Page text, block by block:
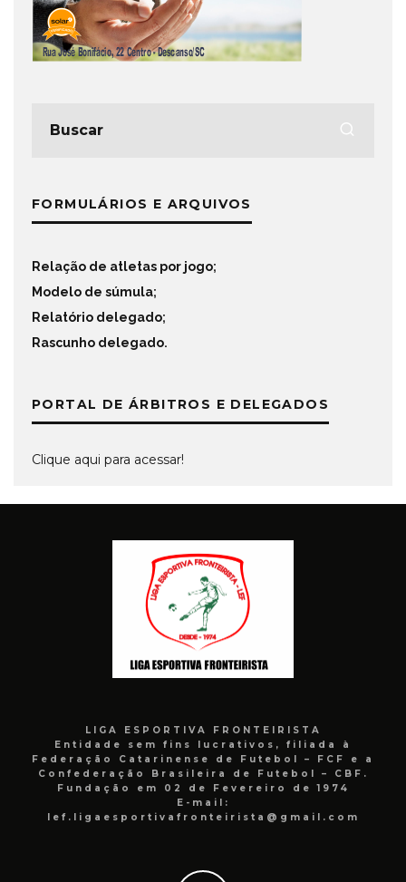
FORMULÁRIOS E ARQUIVOS
Relação de atletas por jogo;
Modelo de súmula;
Relatório delegado;
Rascunho delegado.
PORTAL DE ÁRBITROS E DELEGADOS
Clique aqui para acessar!
LIGA ESPORTIVA FRONTEIRISTA
Entidade sem fins lucrativos, filiada à
Federação Catarinense de Futebol – FCF e a
Confederação Brasileira de Futebol – CBF.
Fundação em 02 de Fevereiro de 1974
E-mail:
lef.ligaesportivafronteirista@gmail.com